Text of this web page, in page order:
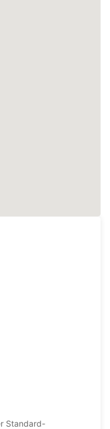
Standard-